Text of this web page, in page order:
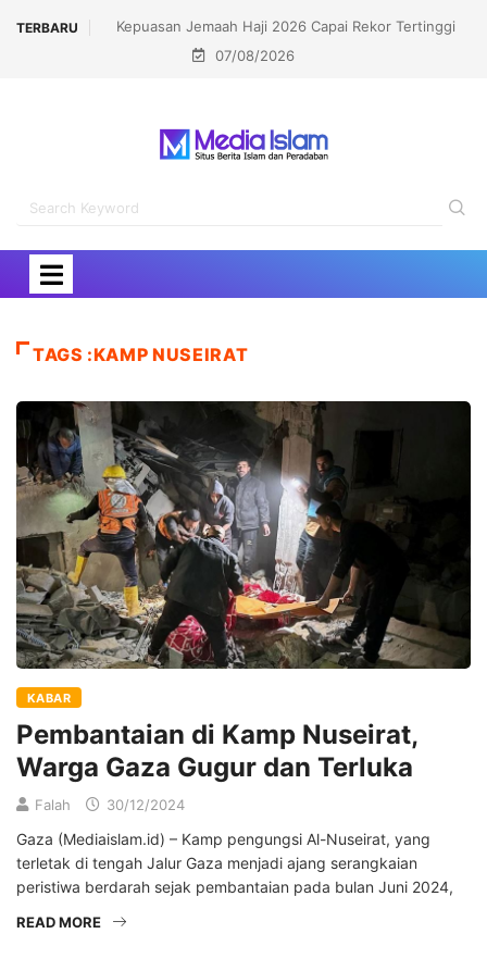
TERBARU
Kepuasan Jemaah Haji 2026 Capai Rekor Tertinggi
91,45 Persen
07/08/2026
TAGS :KAMP NUSEIRAT
KABAR
Pembantaian di Kamp Nuseirat,
Warga Gaza Gugur dan Terluka
Falah 30/12/2024
Gaza (Mediaislam.id) – Kamp pengungsi Al-Nuseirat, yang
terletak di tengah Jalur Gaza menjadi ajang serangkaian
peristiwa berdarah sejak pembantaian pada bulan Juni 2024,
READ MORE